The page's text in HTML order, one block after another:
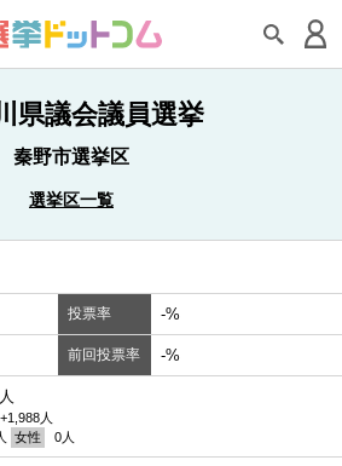
県議会議員選挙
秦野市選挙区
選挙区一覧
投票率 -%
前回投票率 -%
人
女性 0人